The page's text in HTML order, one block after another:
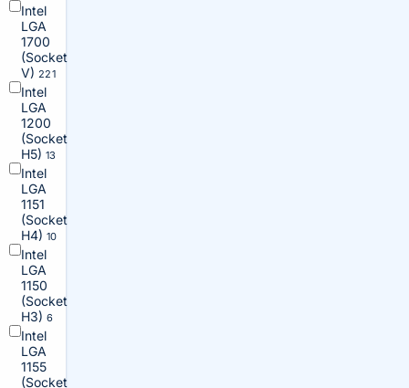
Intel
LGA
1700
(Socket
V) 221
Intel
LGA
1200
(Socket
H5) 13
Intel
LGA
1151
(Socket
H4) 10
Intel
LGA
1150
(Socket
H3) 6
Intel
LGA
1155
(Socket